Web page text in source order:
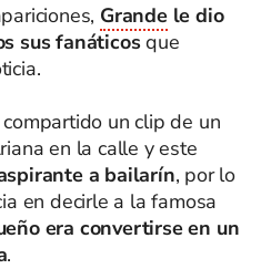
Grandele dio
sus fanáticosque
un clip de un
en la calle y este
a bailarín, por lo
en decirle a la famosa
era convertirse en un
.